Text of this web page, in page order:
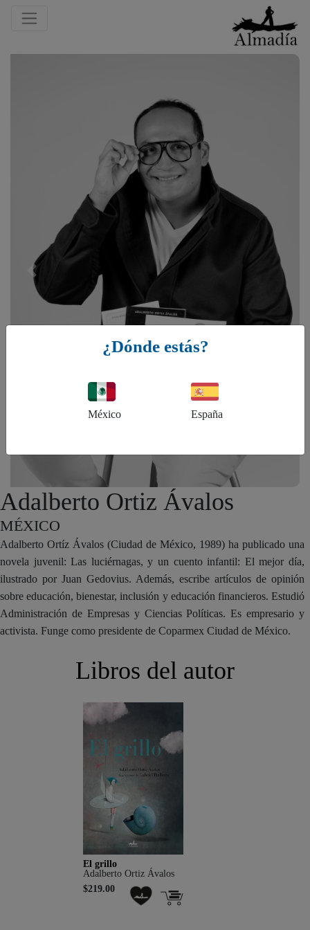
Previous
Adalberto Ortiz Ávalos
MÉXICO
Adalberto Ortíz Ávalos (Ciudad de México, 1989) ha publicado una
novela juvenil: Las luciérnagas, y un cuento infantil: El mejor día,
ilustrado por Juan Gedovius. Además, escribe artículos de opinión
sobre educación, bienestar, inclusión y educación financieros. Estudió
Administración de Empresas y Ciencias Políticas. Es empresario y
activista. Funge como presidente de Coparmex Ciudad de México.
Libros del autor
El grillo
Adalberto Ortiz Ávalos
$219.00
¿Dónde estás?
México España